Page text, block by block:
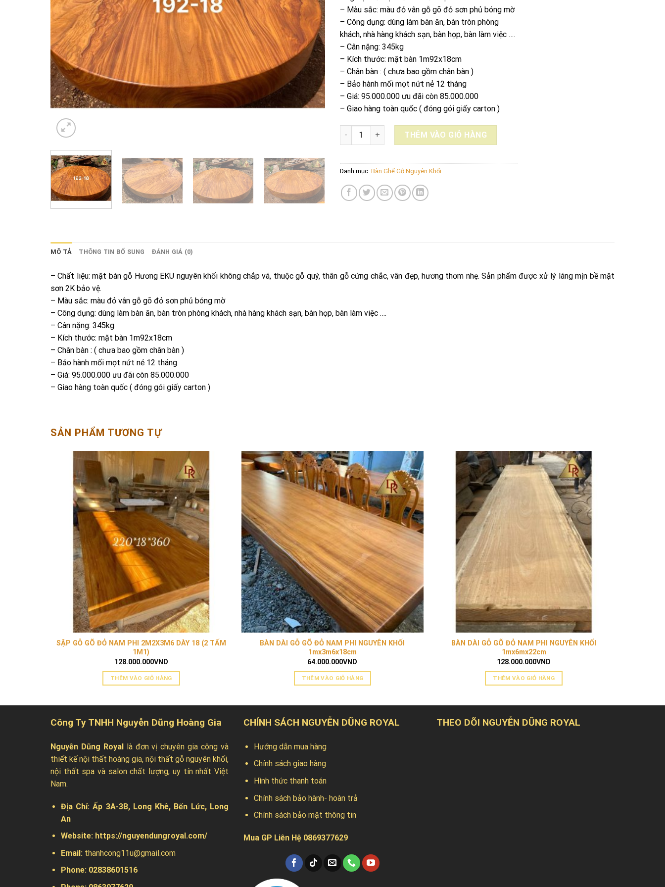
– Màu sắc: màu đỏ vân gỗ gõ đỏ sơn phủ bóng mờ
– Công dụng: dùng làm bàn ăn, bàn tròn phòng
khách, nhà hàng khách sạn, bàn họp, bàn làm việc ….
– Cân nặng: 345kg
– Kích thước: mặt bàn 1m92x18cm
– Chân bàn : ( chưa bao gồm chân bàn )
– Bảo hành mối mọt nứt nẻ 12 tháng
– Giá: 95.000.000 ưu đãi còn 85.000.000
– Giao hàng toàn quốc ( đóng gói giấy carton )
BÀN TRÒN GỖ HƯƠNG EKU NGUYÊN KHỐI 1m92x18cm số lượng
THÊM VÀO GIỎ HÀNG
Danh mục: Bàn Ghế Gỗ Nguyên Khối
MÔ TẢ THÔNG TIN BỔ SUNG ĐÁNH GIÁ (0)
– Chất liệu: mặt bàn gỗ Hương EKU nguyên khối không chắp vá, thuộc gỗ quý, thân gỗ cứng chắc, vân đẹp, hương thơm nhẹ. Sản phẩm được xử lý láng mịn bề mặt
sơn 2K bảo vệ.
– Màu sắc: màu đỏ vân gỗ gõ đỏ sơn phủ bóng mờ
– Công dụng: dùng làm bàn ăn, bàn tròn phòng khách, nhà hàng khách sạn, bàn họp, bàn làm việc ….
– Cân nặng: 345kg
– Kích thước: mặt bàn 1m92x18cm
– Chân bàn : ( chưa bao gồm chân bàn )
– Bảo hành mối mọt nứt nẻ 12 tháng
– Giá: 95.000.000 ưu đãi còn 85.000.000
– Giao hàng toàn quốc ( đóng gói giấy carton )
SẢN PHẨM TƯƠNG TỰ
SẬP GỖ GÕ ĐỎ NAM PHI 2M2X3M6 DÀY 18 (2 TẤM
1M1)
128.000.000VND
THÊM VÀO GIỎ HÀNG
BÀN DÀI GỖ GÕ ĐỎ NAM PHI NGUYÊN KHỐI
1mx3m6x18cm
64.000.000VND
THÊM VÀO GIỎ HÀNG
BÀN DÀI GỖ GÕ ĐỎ NAM PHI NGUYÊN KHỐI
1mx6mx22cm
128.000.000VND
THÊM VÀO GIỎ HÀNG
Công Ty TNHH Nguyễn Dũng Hoàng Gia
Nguyễn Dũng Royallà đơn vị chuyên gia công và
thiết kế nội thất hoàng gia, nội thất gỗ nguyên khối,
nội thất spa và salon chất lượng, uy tín nhất Việt
Nam.
Địa Chỉ:Ấp 3A-3B, Long Khê, Bến Lức, Long
An
Website: https://nguyendungroyal.com/
Email: thanhcong11u@gmail.com
Phone: 02838601516
CHÍNH SÁCH NGUYỄN DŨNG ROYAL
Hướng dẫn mua hàng
Chính sách giao hàng
Hình thức thanh toán
Chính sách bảo hành- hoàn trả
Chính sách bảo mật thông tin
Mua GP Liên Hệ 0869377629
THEO DÕI NGUYỄN DŨNG ROYAL